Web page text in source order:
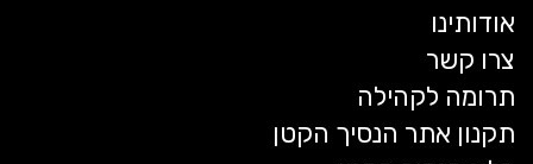
אודותינו
צרו קשר
תרומה לקהילה
תקנון אתר הנסיך הקטן